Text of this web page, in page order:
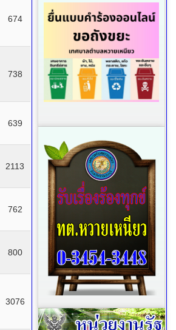
674
738
639
2113
762
800
3076